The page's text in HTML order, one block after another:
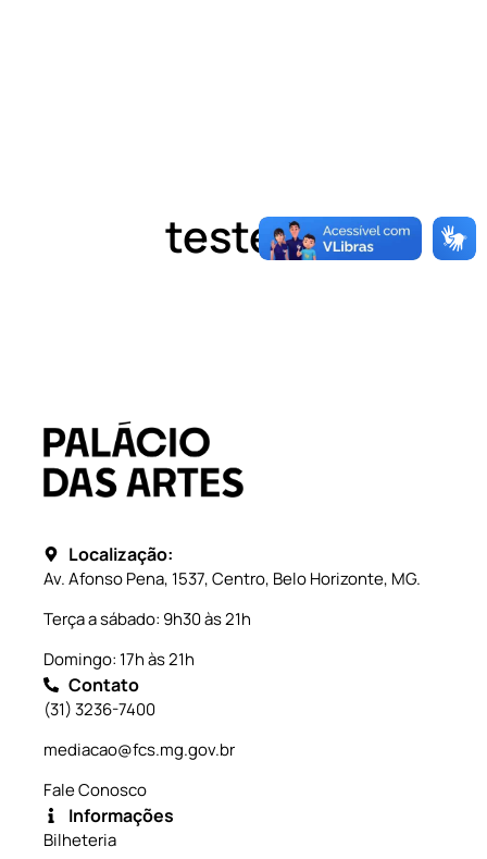
testes2
Localização:
Av. Afonso Pena, 1537, Centro, Belo Horizonte, MG.
Terça a sábado: 9h30 às 21h
Domingo: 17h às 21h
Contato
(31) 3236-7400
mediacao@fcs.mg.gov.br
Fale Conosco
Informações
Bilheteria